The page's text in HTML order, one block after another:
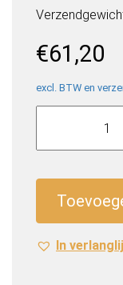
€61,20
excl. BTW en
Illy
gemalen
250
gr.) In